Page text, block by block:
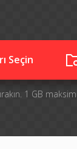
Seçin
1 GB